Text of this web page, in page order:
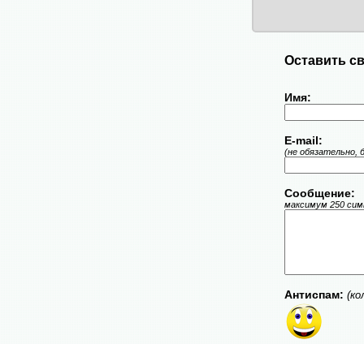
Оставить
Имя:
E-mail:
(не обязательно,
Сообщение:
максимум 250
Антиспам: